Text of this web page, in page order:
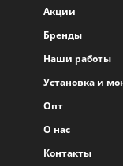
Акции
Бренды
Наши работы
Установка и
Опт
О нас
Контакты